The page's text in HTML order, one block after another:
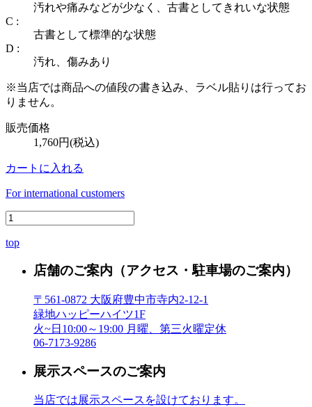
汚れや痛みなどが少なく、古書としてきれいな状態
C :
古書として標準的な状態
D :
汚れ、傷みあり
※当店では商品への値段の書き込み、ラベル貼りは行ってお
りません。
販売価格
1,760円(税込)
カートに入れる
For international customers
top
店舗のご案内 （アクセス・駐車場のご案内）
〒561-0872 大阪府豊中市寺内2-12-1
緑地ハッピーハイツ1F
火~日10:00～19:00 月曜、第三火曜定休
06-7173-9286
展示スペースのご案内
当店では展示スペースを設けております。